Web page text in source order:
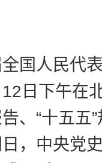
国人民代
日下午在
、“十五五
，中央党